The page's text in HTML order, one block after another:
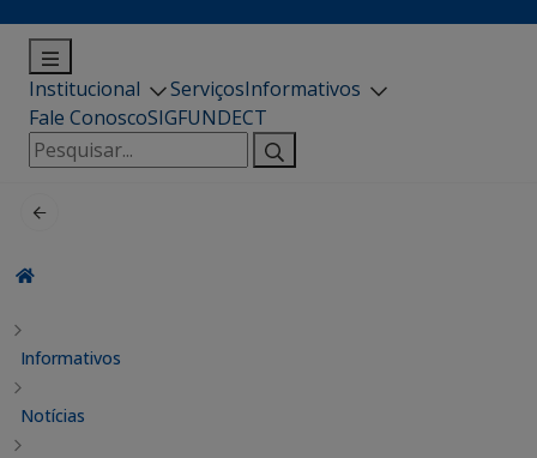
Institucional ServiçosInformativos
Fale ConoscoSIGFUNDECT
Pesquisar
por:
Informativos
Notícias